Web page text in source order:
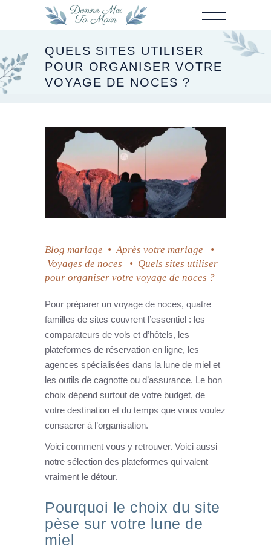
QUELS SITES UTILISER
POUR ORGANISER VOTRE
VOYAGE DE NOCES ?
Blog mariage •Après votre mariage
•
Voyages de noces
• Quels sites utiliser
pour organiser votre voyage de noces ?
Pour préparer un voyage de noces, quatre
familles de sites couvrent l’essentiel : les
comparateurs de vols et d’hôtels, les
plateformes de réservation en ligne, les
agences spécialisées dans la lune de miel et
les outils de cagnotte ou d’assurance. Le bon
choix dépend surtout de votre budget, de
votre destination et du temps que vous voulez
consacrer à l’organisation.
Voici comment vous y retrouver. Voici aussi
notre sélection des plateformes qui valent
vraiment le détour.
Pourquoi le choix du site
pèse sur votre lune de
miel